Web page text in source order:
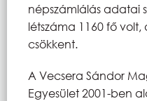
népszámlálás adatai
létszáma 1160 fő
csökkent.
A Vecsera Sándor
Egyesület 2001-ben